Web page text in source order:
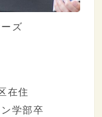
ズ
在住
学部卒